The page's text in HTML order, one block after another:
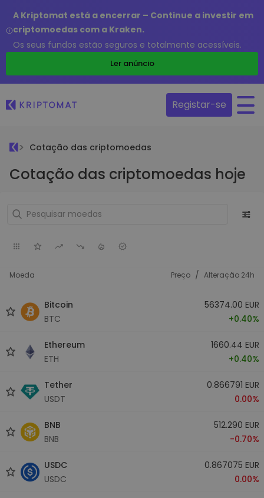
A Kriptomat está a encerrar – Continue a investir em
criptomoedas com a Kraken.
Os seus fundos estão seguros e totalmente acessíveis.
Ler anúncio
Registar-se
Cotação das criptomoedas
Cotação das criptomoedas hoje
Moeda Preço / Alteração 24h
Bitcoin
BTC
56374.00 EUR
+0.40%
Ethereum
ETH
1660.44 EUR
+0.40%
Tether
USDT
0.866791 EUR
0.00%
BNB
BNB
512.290 EUR
-0.70%
USDC
USDC
0.867075 EUR
0.00%